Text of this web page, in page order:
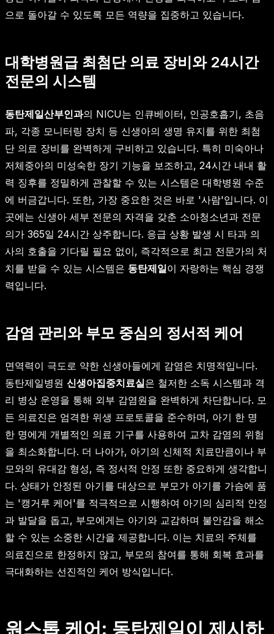
으로 돌아갈 수 있도록 모든 역량을 집중하고 있습니다.
대학병원급 최첨단 의료 장비와 24시간
전문의 시스템
동탄제일산부인과의 NICU는 인큐베이터, 인공호흡기, 초음
파, 각종 모니터링 장치 등 신생아의 생명 유지를 위한 최첨
단 의료 장비를 완벽하게 구비하고 있습니다. 특히 미숙아나
저체중아의 미성숙한 장기 기능을 보조하고, 24시간 내내 활
력 징후를 정밀하게 관찰할 수 있는 시스템은 대학병원 수준
에 버금갑니다. 또한, 가장 중요한 것은 바로 '사람'입니다. 이
곳에는 신생아 세부 전문의 자격을 갖춘 소아청소년과 전문
의가 365일 24시간 상주합니다. 응급 상황 발생 시 타과 의
사의 호출을 기다릴 필요 없이, 즉각적으로 최고 전문가의 처
치를 받을 수 있는 시스템은 동탄제일이 자랑하는 핵심 경쟁
력입니다.
감염 관리와 부모 중심의 정서적 케어
면역력이 극도로 약한 신생아들에게 감염은 치명적입니다.
동탄제일병원 신생아집중치료실은 철저한 소독 시스템과 격
리 병상 운영을 통해 외부 감염원을 완벽하게 차단합니다. 모
든 의료진은 엄격한 위생 프로토콜을 준수하며, 아기 한 명
한 명에게 개별적인 의료 기구를 사용하여 교차 감염의 위험
을 최소화합니다. 더 나아가, 아기의 신체적 치료만큼이나 부
모와의 유대감 형성, 즉 정서적 안정 또한 중요하게 생각합니
다. 상태가 안정된 아기를 대상으로 부모가 아기를 가슴에 품
는 '캥거루 케어'를 적극적으로 시행하여 아기의 심리적 안정
과 발달을 돕고, 부모에게는 아기와 교감하며 불안감을 해소
할 수 있는 소중한 시간을 제공합니다. 이는 치료의 주체를
의료진으로 한정하지 않고, 부모의 참여를 통해 회복 효과를
극대화하는 선진적인 케어 방식입니다.
원스톱 케어: 동탄제일이 제시하